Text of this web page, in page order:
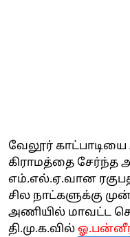
வேலூர்
கிராமத்தை சேர்ந்த
எம்.எல்.ஏ.வான
சில நாட்களுக்கு
அணியில் மாவட்ட
தி.மு.க.வில்